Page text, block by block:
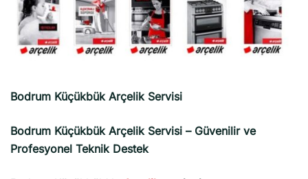
Bodrum Küçükbük Arçelik Servisi
Bodrum Küçükbük Arçelik Servisi – Güvenilir ve
Profesyonel Teknik Destek